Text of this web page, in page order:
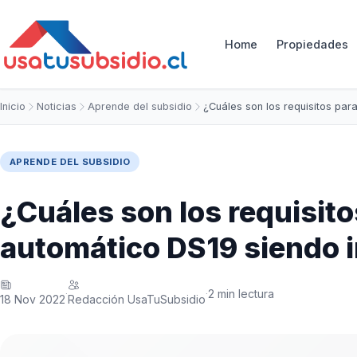
Home Propiedades
Inicio Noticias Aprende del subsidio ¿Cuáles son los requisitos
APRENDE DEL SUBSIDIO
¿Cuáles son los
automático DS19 siendo
18 Nov 2022·Redacción UsaTuSubsidio·2 min lectura